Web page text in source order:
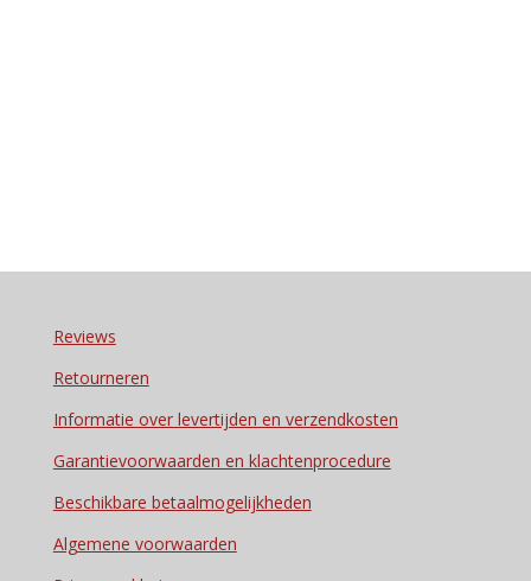
Reviews
Retourneren
Informatie over levertijden en verzendkosten
Garantievoorwaarden en klachtenprocedure
Beschikbare betaalmogelijkheden
Algemene voorwaarden